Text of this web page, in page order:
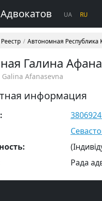
UA RU
Реестр Автономная Республика
Галина
Afanasevna
информация
Рада